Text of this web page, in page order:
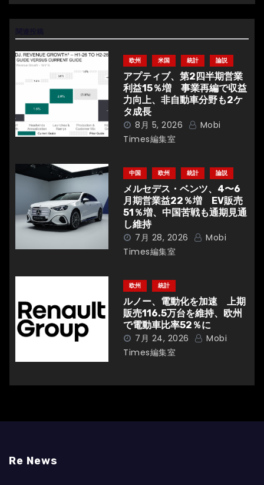
ビ
ゲ
ー
シ
ョ
ン
欧州 米国 統計 論説
アプティブ、第2四半期営業
利益15％増 事業再編で収益
力向上、非自動車分野も2ケ
タ成長
8月 5, 2026
Mobi
Times編集室
中国 欧州 統計 論説
メルセデス・ベンツ、4〜6
月期営業益22％増 EV販売
51％増、中国苦戦も通期見通
し維持
7月 28, 2026
Mobi
Times編集室
欧州 統計
ルノー、電動化を加速 上期
販売116.5万台を維持、欧州
で電動車比率52％に
7月 24, 2026
Mobi
Times編集室
Re News